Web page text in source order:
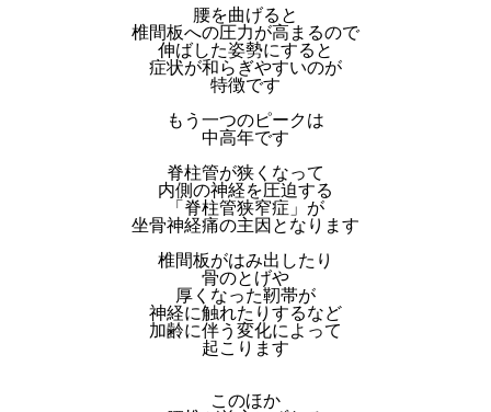
腰を曲げると
椎間板への圧力が高まるので
伸ばした姿勢にすると
症状が和らぎやすいのが
特徴です
もう一つのピークは
中高年です
脊柱管が狭くなって
内側の神経を圧迫する
「脊柱管狭窄症」が
坐骨神経痛の主因となります
椎間板がはみ出したり
骨のとげや
厚くなった靭帯が
神経に触れたりするなど
加齢に伴う変化によって
起こります
このほか